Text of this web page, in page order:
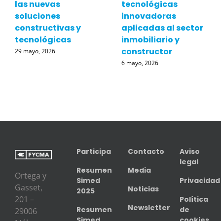
las nuevas
soluciones
constructivas y
tecnológicas
29 mayo, 2026
tecnológicas
innovadoras
aplicadas al sector
inmobiliario y
constructor
6 mayo, 2026
Ortega y
Gasset,
201 –
29006
Participa
Resumen
Simed
2025
Resumen
Contacto
Media
Noticias
Newsletter
Aviso
legal
Privacidad
Política
de